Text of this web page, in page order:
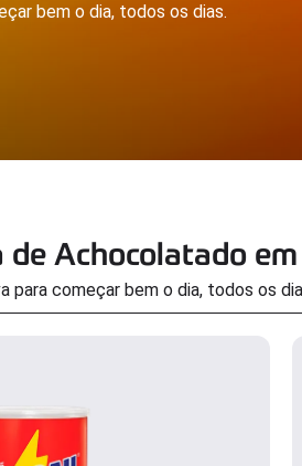
bem o dia, todos os dias.
de Achocolatado
para começar bem o dia, todos os